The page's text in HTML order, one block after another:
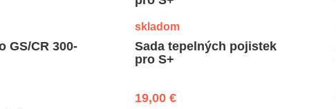
GS/CR 300-
skladom
Sada tepelných pojistek
pro S+
19,00 €